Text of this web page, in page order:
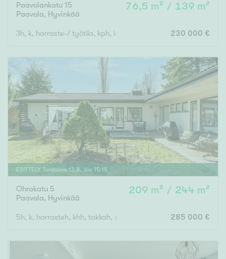
Paavolankatu 15
Paavola, Hyvinkää
76,5 m² / 139 m²
3h, k, harraste-/ työtila, kph, khh, s, wc, vh, eteinen, varasto, at
230 000 €
ESITTELY Torstaina 13.8. klo 15:15
Ohrakatu 5
Paavola, Hyvinkää
209 m² / 244 m²
5h, k, harrasteh, khh, takkah, s, uima-allas, 3xwc285 000 €